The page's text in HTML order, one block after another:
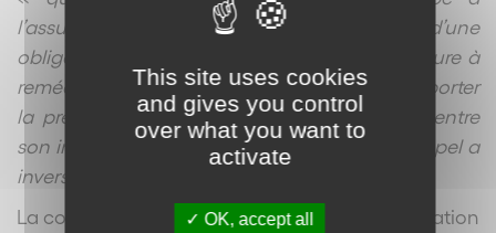
l’assureur dommage-ouvrage tenu d’une
obligation de préfinancer des travaux de nature à
remédier efficacement aux désordres de rapporter
la preuve de l’absence de lien de causalité entre
son intervention et le dommage, la Cour d’appel a
inversé la charge de la preuve.
La couverture de l’assurance porte sur la réparation
This site uses cookies
and gives you control
over what you want to
activate
OK, accept all